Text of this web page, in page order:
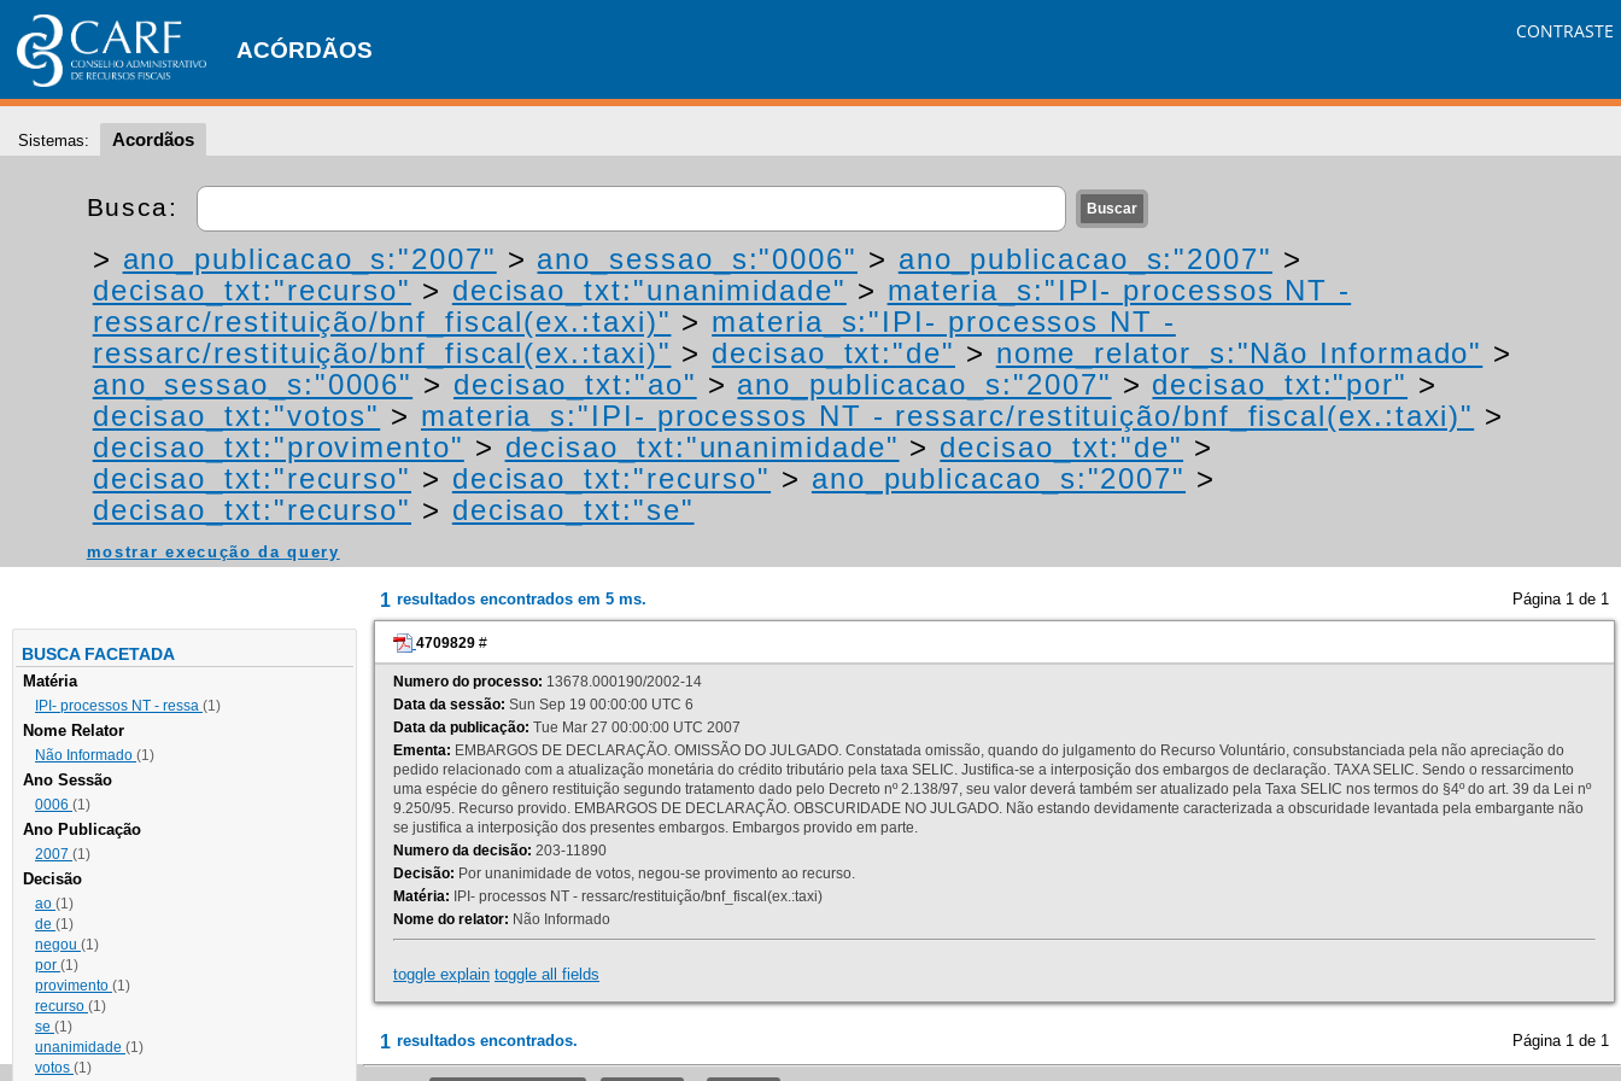
ACÓRDÃOS
CONTRASTE
Sistemas: Acordãos
Busca:
> ano_publicacao_s:"2007" > ano_sessao_s:"0006" > ano_publicacao_s:"2007" >
decisao_txt:"recurso" > decisao_txt:"unanimidade" > materia_s:"IPI- processos NT -
ressarc/restituição/bnf_fiscal(ex.:taxi)" > materia_s:"IPI- processos NT -
ressarc/restituição/bnf_fiscal(ex.:taxi)" > decisao_txt:"de" > nome_relator_s:"Não Informado" >
ano_sessao_s:"0006" > decisao_txt:"ao" > ano_publicacao_s:"2007" > decisao_txt:"por" >
decisao_txt:"votos" > materia_s:"IPI- processos NT - ressarc/restituição/bnf_fiscal(ex.:taxi)" >
decisao_txt:"provimento" > decisao_txt:"unanimidade" > decisao_txt:"de" >
decisao_txt:"recurso" > decisao_txt:"recurso" > ano_publicacao_s:"2007" >
decisao_txt:"recurso" > decisao_txt:"se"
mostrar execução da query
BUSCA FACETADA
Matéria
IPI- processos NT - ressa (1)
Nome Relator
Não Informado (1)
Ano Sessão
0006 (1)
Ano Publicação
2007 (1)
Decisão
ao (1)
de (1)
negou (1)
por (1)
provimento (1)
recurso (1)
se (1)
unanimidade (1)
votos (1)
1 resultados encontrados em 5 ms. Página 1 de 1
4709829 #
Numero do processo: 13678.000190/2002-14
Data da sessão: Sun Sep 19 00:00:00 UTC 6
Data da publicação: Tue Mar 27 00:00:00 UTC 2007
Ementa: EMBARGOS DE DECLARAÇÃO. OMISSÃO DO JULGADO. Constatada omissão, quando do julgamento do Recurso Voluntário, consubstanciada pela não apreciação do
pedido relacionado com a atualização monetária do crédito tributário pela taxa SELIC. Justifica-se a interposição dos embargos de declaração. TAXA SELIC. Sendo o ressarcimento
uma espécie do gênero restituição segundo tratamento dado pelo Decreto nº 2.138/97, seu valor deverá também ser atualizado pela Taxa SELIC nos termos do §4º do art. 39 da Lei nº
9.250/95. Recurso provido. EMBARGOS DE DECLARAÇÃO. OBSCURIDADE NO JULGADO. Não estando devidamente caracterizada a obscuridade levantada pela embargante não
se justifica a interposição dos presentes embargos. Embargos provido em parte.
Numero da decisão: 203-11890
Decisão: Por unanimidade de votos, negou-se provimento ao recurso.
Matéria: IPI- processos NT - ressarc/restituição/bnf_fiscal(ex.:taxi)
Nome do relator: Não Informado
toggle explain toggle all fields
1 resultados encontrados. Página 1 de 1